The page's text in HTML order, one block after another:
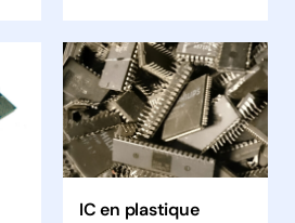
IC en plastique